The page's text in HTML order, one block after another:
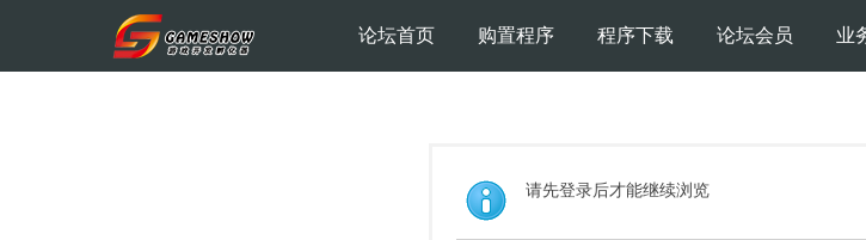
论坛首页 购置程序 程序下载 论坛会员 业
请先登录后才能继续浏览